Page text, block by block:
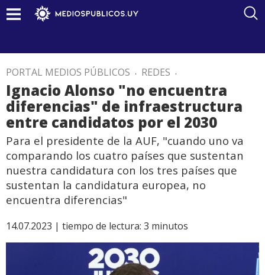
PORTAL MEDIOS PÚBLICOS . REDES .
Ignacio Alonso "no encuentra
diferencias" de infraestructura
entre candidatos por el 2030
Para el presidente de la AUF, "cuando uno va
comparando los cuatro países que sustentan
nuestra candidatura con los tres países que
sustentan la candidatura europea, no
encuentra diferencias"
14.07.2023 | tiempo de lectura: 3 minutos